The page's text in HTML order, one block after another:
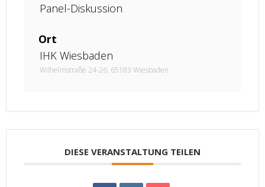
Panel-Diskussion
Ort
IHK Wiesbaden
Wilhelmstraße 24-26, 65183 Wiesbaden
DIESE VERANSTALTUNG TEILEN